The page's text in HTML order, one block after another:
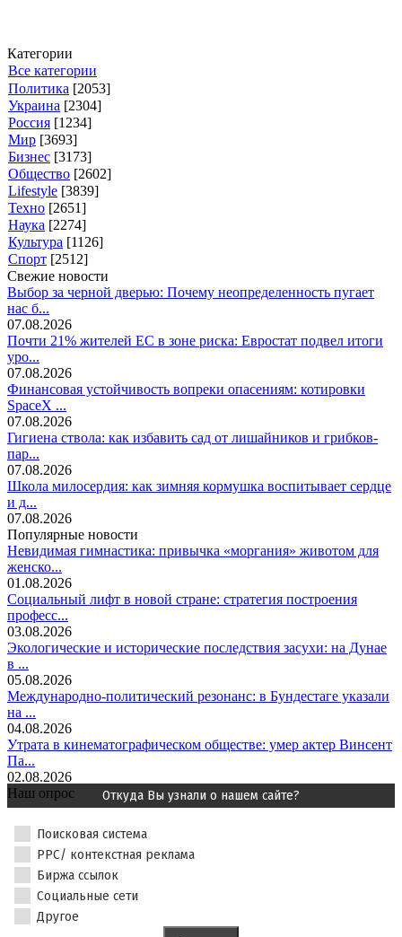
Категории
Все категории
Политика [2053]
Украина [2304]
Россия [1234]
Мир [3693]
Бизнес [3173]
Общество [2602]
Lifestyle [3839]
Техно [2651]
Наука [2274]
Культура [1126]
Спорт [2512]
Свежие новости
Выбор за черной дверью: Почему неопределенность пугает
нас б...
07.08.2026
Почти 21% жителей ЕС в зоне риска: Евростат подвел итоги
уро...
07.08.2026
Финансовая устойчивость вопреки опасениям: котировки
SpaceX ...
07.08.2026
Гигиена ствола: как избавить сад от лишайников и грибков-
пар...
07.08.2026
Школа милосердия: как зимняя кормушка воспитывает сердце
и д...
07.08.2026
Популярные новости
Невидимая гимнастика: привычка «моргания» животом для
женско...
01.08.2026
Социальный лифт в новой стране: стратегия построения
професс...
03.08.2026
Экологические и исторические последствия засухи: на Дунае
в ...
05.08.2026
Международно-политический резонанс: в Бундестаге указали
на ...
04.08.2026
Утрата в кинематографическом обществе: умер актер Винсент
Па...
02.08.2026
Наш опрос
Откуда Вы узнали о нашем сайте?
Поисковая система
PPC/ контекстная реклама
Биржа ссылок
Социальные сети
Другое